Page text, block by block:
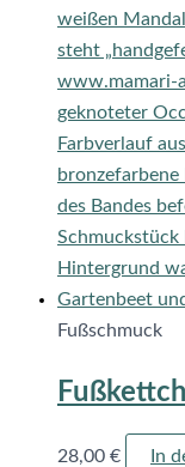
Fußschmuck
28,00 € In